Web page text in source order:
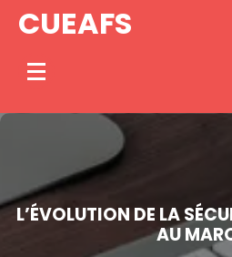
SkipCUEAFS
L’ÉVOLUTION DE LA
AU